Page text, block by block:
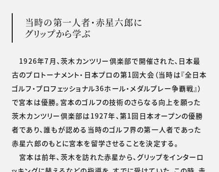
当時の第一人者・赤星六郎に
グリップから学ぶ
1926年7月、茨木カンツリー倶楽部で開催された、日本最
古のプロトーナメント・日本プロの第1回大会（当時は『全日本
ゴルフ・プロフェッショナル36ホール・メダルプレー争覇戦』）
で宮本は優勝。宮本のゴルフの技術のさらなる向上を願った
茨木カンツリー倶楽部は1927年、第1回日本オープンの優勝
者であり、誰もが認める当時のゴルフ界の第一人者であった
赤星六郎のもとに宮本を留学させることを決定する。
宮本は前年、茨木を訪れた赤星から、グリップをインターロ